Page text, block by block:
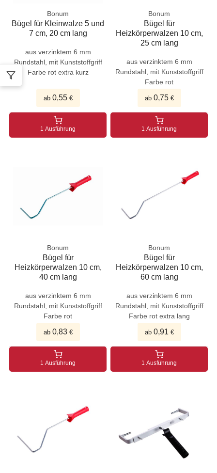
Bonum
Bügel für Kleinwalze 5 und
7 cm, 20 cm lang
aus verzinktem 6 mm
Rundstahl, mit Kunststoffgriff
Farbe rot extra kurz
ab 0,55€
1 Ausführung
Bonum
Bügel für
Heizkörperwalzen 10 cm,
25 cm lang
aus verzinktem 6 mm
Rundstahl, mit Kunststoffgriff
Farbe rot
ab 0,75€
1 Ausführung
Bonum
Bügel für
Heizkörperwalzen 10 cm,
40 cm lang
aus verzinktem 6 mm
Rundstahl, mit Kunststoffgriff
Farbe rot
ab 0,83€
1 Ausführung
Bonum
Bügel für
Heizkörperwalzen 10 cm,
60 cm lang
aus verzinktem 6 mm
Rundstahl, mit Kunststoffgriff
Farbe rot extra lang
ab 0,91€
1 Ausführung